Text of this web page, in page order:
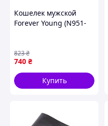
Кошелек мужской
Forever Young (N951-
740 ₴
823₴
Купить